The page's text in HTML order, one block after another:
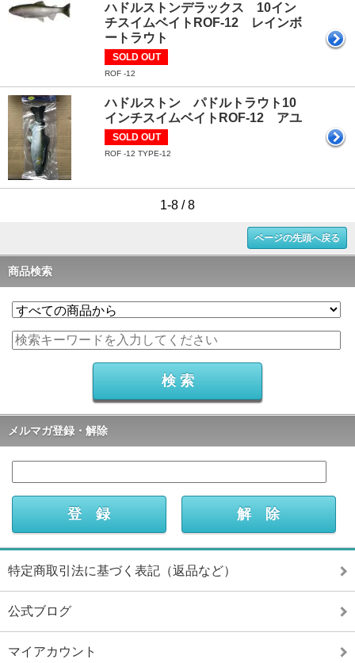
ハドルストンデラックス 10イン
チスイムベイトROF-12 レインボ
ートラウト
SOLD OUT
ROF -12
ハドルストン パドルトラウト10
インチスイムベイトROF-12 アユ
SOLD OUT
ROF -12 TYPE-12
1-8 / 8
ページの先頭へ戻る
商品検索
メルマガ登録・解除
特定商取引法に基づく表記（返品など）
公式ブログ
マイアカウント